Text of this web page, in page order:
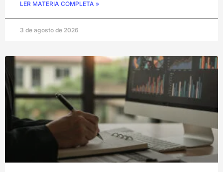
LER MATERIA COMPLETA »
3 de agosto de 2026